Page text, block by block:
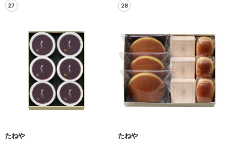
27
たねや
28
たねや